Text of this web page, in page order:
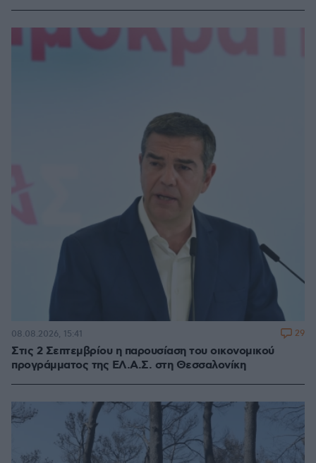
Στις 2 Σεπτεμβρίου η παρουσίαση του οικονομικού
προγράμματος της ΕΛ.Α.Σ. στη Θεσσαλονίκη
08.08.2026, 15:41 29